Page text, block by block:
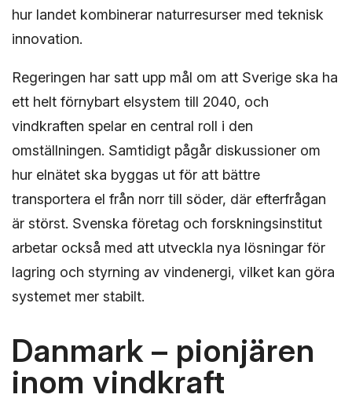
hur landet kombinerar naturresurser med teknisk
innovation.
Regeringen har satt upp mål om att Sverige ska ha
ett helt förnybart elsystem till 2040, och
vindkraften spelar en central roll i den
omställningen. Samtidigt pågår diskussioner om
hur elnätet ska byggas ut för att bättre
transportera el från norr till söder, där efterfrågan
är störst. Svenska företag och forskningsinstitut
arbetar också med att utveckla nya lösningar för
lagring och styrning av vindenergi, vilket kan göra
systemet mer stabilt.
Danmark – pionjären
inom vindkraft